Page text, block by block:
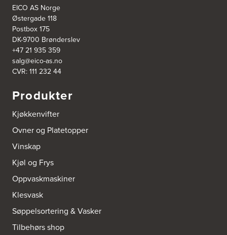
EICO AS Norge
Østergade 118
Postbox 175
DK-9700 Brønderslev
+47 21 935 359
salg@eico-as.no
CVR: 111 232 44
Produkter
Kjøkkenvifter
Ovner og Platetopper
Vinskap
Kjøl og Frys
Oppvaskmaskiner
Klesvask
Søppelsortering & Vasker
Tilbehørs shop